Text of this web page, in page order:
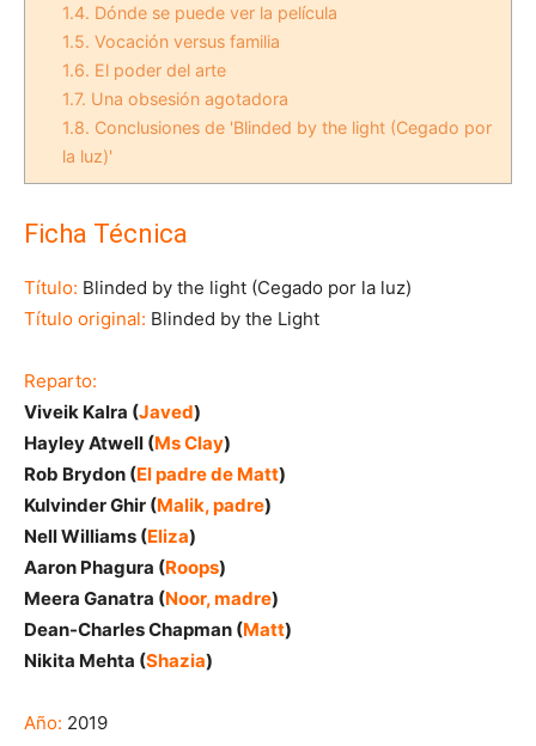
1.4. Dónde se puede ver la película
1.5. Vocación versus familia
1.6. El poder del arte
1.7. Una obsesión agotadora
1.8. Conclusiones de 'Blinded by the light (Cegado por
la luz)'
Ficha Técnica
Título: Blinded by the light (Cegado por la luz)
Título original: Blinded by the Light
Reparto:
Viveik Kalra (Javed)
Hayley Atwell (Ms Clay)
Rob Brydon (El padre de Matt)
Kulvinder Ghir (Malik, padre)
Nell Williams (Eliza)
Aaron Phagura (Roops)
Meera Ganatra (Noor, madre)
Dean-Charles Chapman (Matt)
Nikita Mehta (Shazia)
Año: 2019